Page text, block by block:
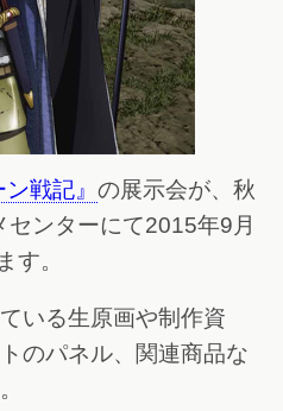
戦記』 の展示会が、秋
ンターにて2015年9月
す。
いる生原画や制作資
のパネル、関連商品な